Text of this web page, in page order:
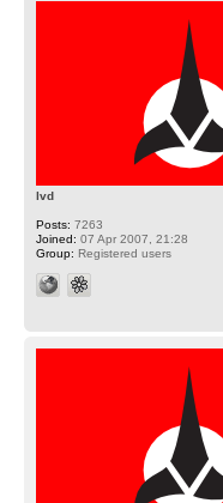
lvd
Posts: 7263
Joined: 07 Apr 2007, 21:28
Group: Registered users